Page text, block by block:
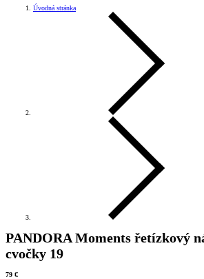
Úvodná stránka
PANDORA Moments řetízkový
cvočky 19
79 €